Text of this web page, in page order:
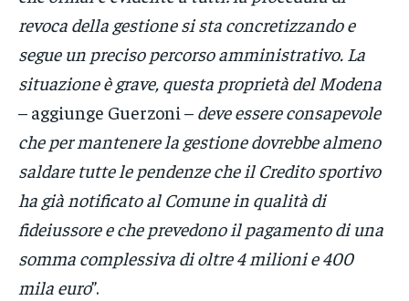
revoca della gestione si sta concretizzando e
segue un preciso percorso amministrativo. La
situazione è grave, questa proprietà del Modena
– aggiunge Guerzoni – deve essere consapevole
che per mantenere la gestione dovrebbe almeno
saldare tutte le pendenze che il Credito sportivo
ha già notificato al Comune in qualità di
fideiussore e che prevedono il pagamento di una
somma complessiva di oltre 4 milioni e 400
mila euro”.